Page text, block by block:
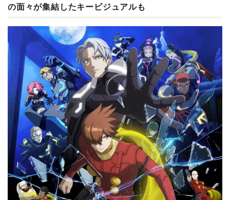
の面々が集結したキービジュアルも